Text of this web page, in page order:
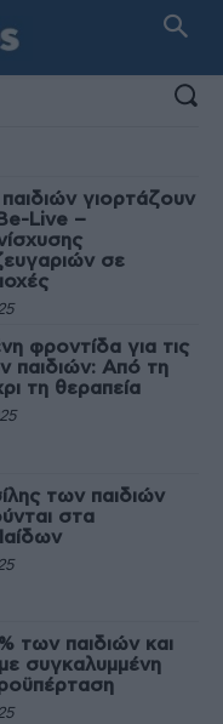
γιορτάζουν
Live –
σε
φροντίδα για τις
παιδιών: Από τη
τη θεραπεία
των παιδιών
στα
των παιδιών και
συγκαλυμμένη